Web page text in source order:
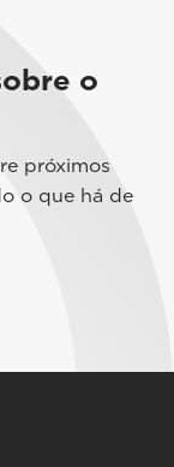
o
próximos
o que há de